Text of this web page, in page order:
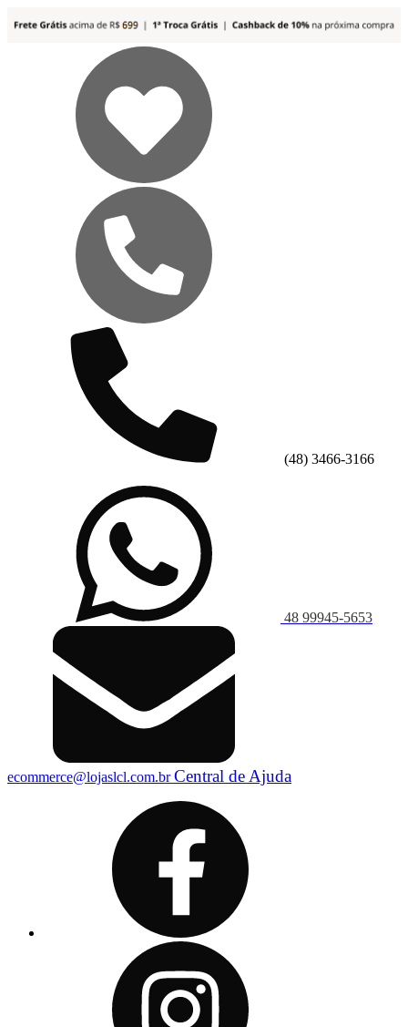
(48) 3466-3166
48 99945-5653
ecommerce@lojaslcl.com.brCentral de Ajuda